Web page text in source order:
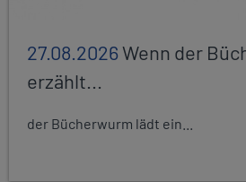
27.08.2026Wenn der
erzählt...
der Bücherwurm lädt ein...